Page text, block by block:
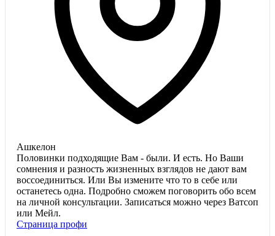
Ашкелон
Половинки подходящие Вам - были. И есть. Но Ваши
сомнения и разность жизненных взглядов не дают вам
воссоединиться. Или Вы измените что то в себе или
останетесь одна. Подробно сможем поговорить обо всем
на личной консультации. Записаться можно через Ватсоп
или Мейл.
Страница профи